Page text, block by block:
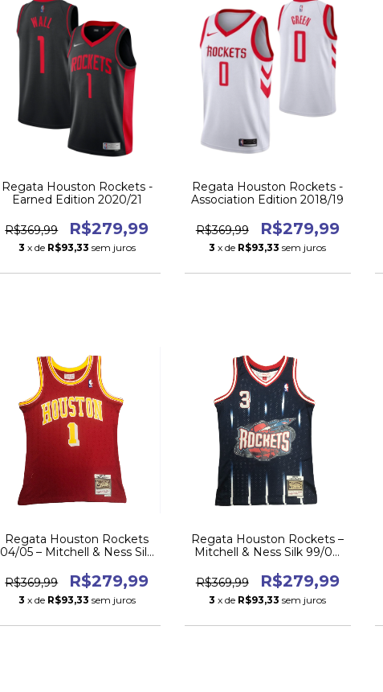
Regata Houston Rockets -
Earned Edition 2020/21
R$369,99 R$279,99
3 x de R$93,33 sem juros
Regata Houston Rockets -
Association Edition 2018/19
R$369,99 R$279,99
3 x de R$93,33 sem juros
Regata Houston Rockets
04/05 – Mitchell & Ness Silk
R$369,99
R$279,99
3 x de R$93,33 sem juros
Regata Houston Rockets –
Mitchell & Ness Silk 99/00
R$369,99
R$279,99
3 x de R$93,33 sem juros